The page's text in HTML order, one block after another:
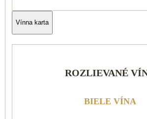
Vínna karta
ROZLIEVANÉ
BIELE VÍNA